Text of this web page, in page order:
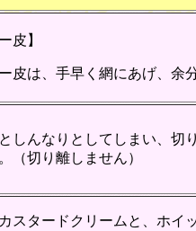
皮】
皮は、手早く網にあげ、余
しんなりとしてしまい、切
（切り離しません）
スタードクリームと、ホイ